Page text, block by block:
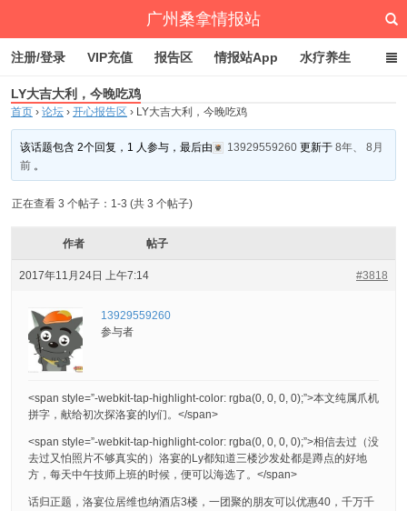
广州桑拿情报站
注册/登录 VIP充值 报告区 情报站App 水疗养生
深圳桑拿情报站 文章归档
LY大吉大利，今晚吃鸡
首页 › 论坛 › 开心报告区 › LY大吉大利，今晚吃鸡
该话题包含 2个回复，1 人参与，最后由 13929559260 更新于8年、 8月
前 。
正在查看 3 个帖子：1-3 (共 3 个帖子)
作者 帖子
2017年11月24日 上午7:14 #3818
13929559260
参与者
<span style=”-webkit-tap-highlight-color: rgba(0, 0, 0, 0);”>本文纯属爪机
拼字，献给初次探洛宴的ly们。</span>
<span style=”-webkit-tap-highlight-color: rgba(0, 0, 0, 0);”>相信去过（没
去过又怕照片不够真实的）洛宴的Ly都知道三楼沙发处都是蹲点的好地
方，每天中午技师上班的时候，便可以海选了。</span>
话归正题，洛宴位居维也纳酒店3楼，一团聚的朋友可以优惠40，千万千